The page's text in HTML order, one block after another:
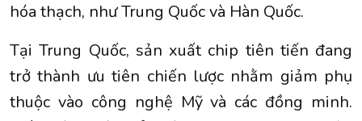
hóa thạch, như Trung Quốc và Hàn Quốc.
Tại Trung Quốc, sản xuất chip tiên tiến đang
trở thành ưu tiên chiến lược nhằm giảm phụ
thuộc vào công nghệ Mỹ và các đồng minh.